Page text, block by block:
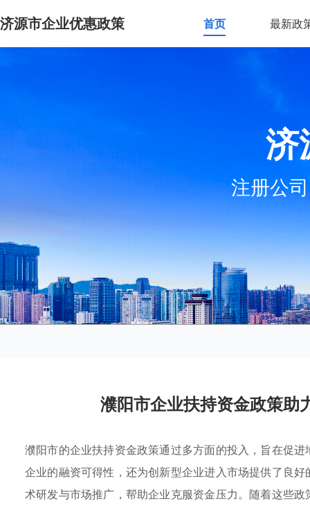
济源市企业优惠政策 首页 最新政
济
注册公
濮阳市企业扶持资金政策助
濮阳市的企业扶持资金政策通过多方面的投入，旨在促
企业的融资可得性，还为创新型企业进入市场提供了良
术研发与市场推广，帮助企业克服资金压力。随着这些